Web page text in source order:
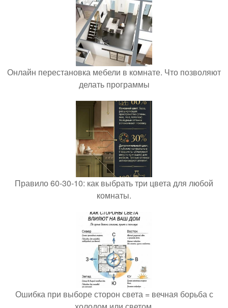
Онлайн перестановка мебели в комнате. Что позволяют
делать программы
Правило 60-30-10: как выбрать три цвета для любой
комнаты.
Ошибка при выборе сторон света = вечная борьба с